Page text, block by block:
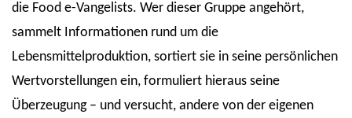
die Food e-Vangelists. Wer dieser Gruppe angehört,
sammelt Informationen rund um die
Lebensmittelproduktion, sortiert sie in seine persönlichen
Wertvorstellungen ein, formuliert hieraus seine
Überzeugung – und versucht, andere von der eigenen